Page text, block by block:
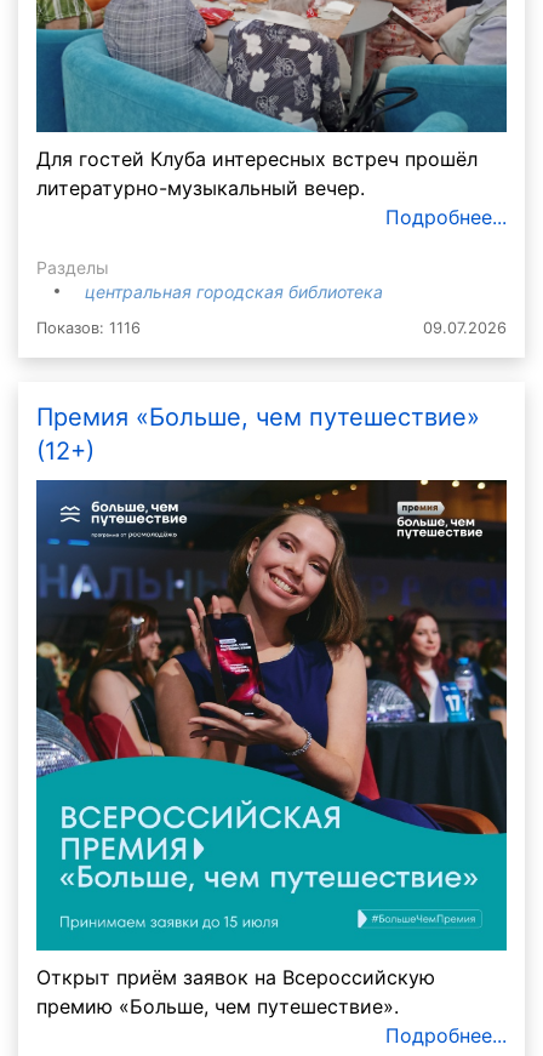
Для гостей Клуба интересных встреч прошёл
литературно-музыкальный вечер.
Подробнее...
Разделы
центральная городская библиотека
Показов: 1116 09.07.2026
Премия «Больше, чем путешествие»
(12+)
Открыт приём заявок на Всероссийскую
премию «Больше, чем путешествие».
Подробнее...